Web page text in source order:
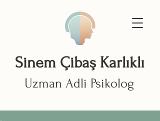
Sinem Çibaş Karlıklı
Uzman Adli Psikolog